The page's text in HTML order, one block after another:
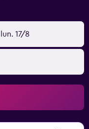
de las instalaciones
En el alojamiento
al aire libre de
esparcimiento
sauna y gimnasio. Se
ocio y esparcimiento
o cerca del
un recargo).
lun. 17/8